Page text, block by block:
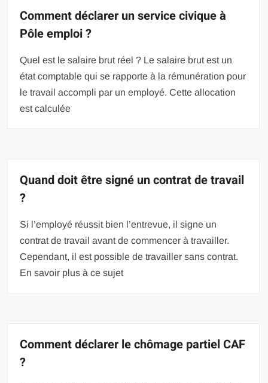
Comment déclarer un service civique à
Pôle emploi ?
Quel est le salaire brut réel ? Le salaire brut est un
état comptable qui se rapporte à la rémunération pour
le travail accompli par un employé. Cette allocation
est calculée
Quand doit être signé un contrat de travail
?
Si l’employé réussit bien l’entrevue, il signe un
contrat de travail avant de commencer à travailler.
Cependant, il est possible de travailler sans contrat.
En savoir plus à ce sujet
Comment déclarer le chômage partiel CAF
?